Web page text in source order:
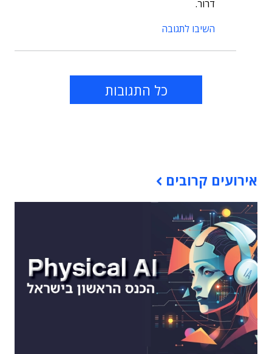
דרור.
השיבו לתגובה
כל התגובות
אירועים קרובים